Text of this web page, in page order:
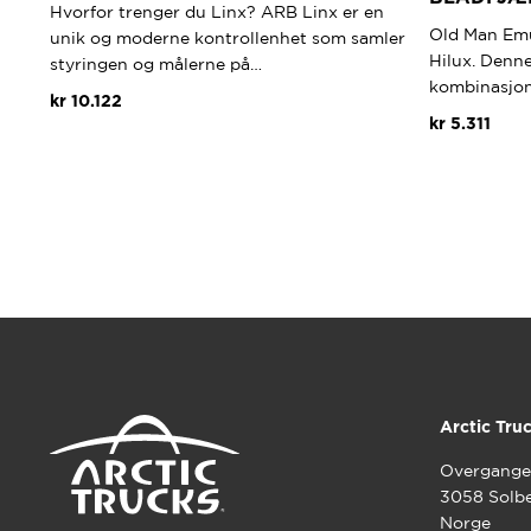
Hvorfor trenger du Linx? ARB Linx er en
unik og moderne kontrollenhet som samler
styringen og målerne på…
kr 10.122
Old Man
Hilux.
kr 5.311
Arctic
3058
Norge